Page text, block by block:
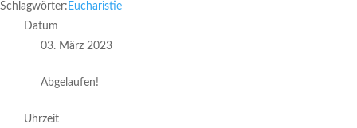
Schlagwörter: Eucharistie
Datum
03. März 2023
Abgelaufen!
Uhrzeit